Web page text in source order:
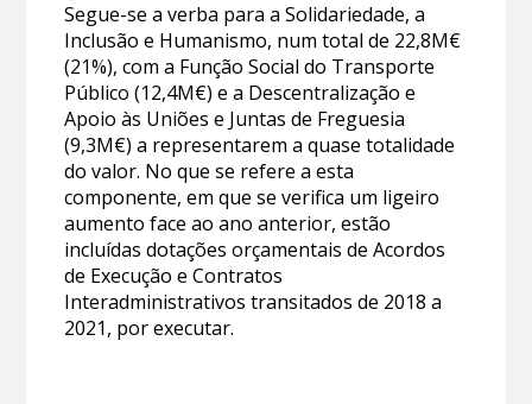
Segue-se a verba para a Solidariedade, a
Inclusão e Humanismo, num total de 22,8M€
(21%), com a Função Social do Transporte
Público (12,4M€) e a Descentralização e
Apoio às Uniões e Juntas de Freguesia
(9,3M€) a representarem a quase totalidade
do valor. No que se refere a esta
componente, em que se verifica um ligeiro
aumento face ao ano anterior, estão
incluídas dotações orçamentais de Acordos
de Execução e Contratos
Interadministrativos transitados de 2018 a
2021, por executar.